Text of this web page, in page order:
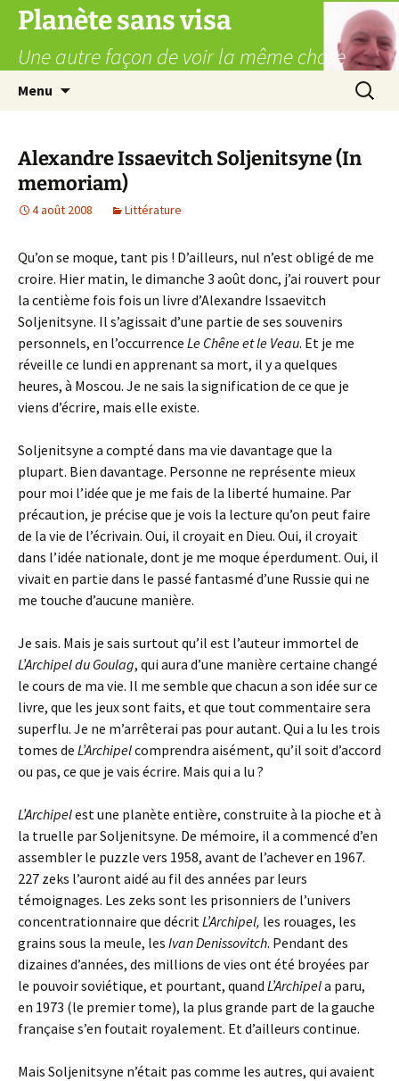
Aller
contenu
Planète sans visa
Une autre façon de voir la même chose
Menu
Alexandre Issaevitch Soljenitsyne (In
memoriam)
4 août 2008 Littérature
Qu’on se moque, tant pis ! D’ailleurs, nul n’est obligé de me
croire. Hier matin, le dimanche 3 août donc, j’ai rouvert pour
la centième fois fois un livre d’Alexandre Issaevitch
Soljenitsyne. Il s’agissait d’une partie de ses souvenirs
personnels, en l’occurrence Le Chêne et le Veau. Et je me
réveille ce lundi en apprenant sa mort, il y a quelques
heures, à Moscou. Je ne sais la signification de ce que je
viens d’écrire, mais elle existe.
Soljenitsyne a compté dans ma vie davantage que la
plupart. Bien davantage. Personne ne représente mieux
pour moi l’idée que je me fais de la liberté humaine. Par
précaution, je précise que je vois la lecture qu’on peut faire
de la vie de l’écrivain. Oui, il croyait en Dieu. Oui, il croyait
dans l’idée nationale, dont je me moque éperdument. Oui, il
vivait en partie dans le passé fantasmé d’une Russie qui ne
me touche d’aucune manière.
Je sais. Mais je sais surtout qu’il est l’auteur immortel de
L’Archipel du Goulag, qui aura d’une manière certaine changé
le cours de ma vie. Il me semble que chacun a son idée sur ce
livre, que les jeux sont faits, et que tout commentaire sera
superflu. Je ne m’arrêterai pas pour autant. Qui a lu les trois
tomes de L’Archipelcomprendra aisément, qu’il soit d’accord
ou pas, ce que je vais écrire. Mais qui a lu ?
L’Archipelest une planète entière, construite à la pioche et à
la truelle par Soljenitsyne. De mémoire, il a commencé d’en
assembler le puzzle vers 1958, avant de l’achever en 1967.
227 zeks l’auront aidé au fil des années par leurs
témoignages. Les zeks sont les prisonniers de l’univers
concentrationnaire que décritL’Archipel, les rouages, les
grains sous la meule, les Ivan Denissovitch. Pendant des
dizaines d’années, des millions de vies ont été broyées par
le pouvoir soviétique, et pourtant, quand L’Archipela paru,
en 1973 (le premier tome), la plus grande part de la gauche
française s’en foutait royalement. Et d’ailleurs continue.
Mais Soljenitsyne n’était pas comme les autres, qui avaient